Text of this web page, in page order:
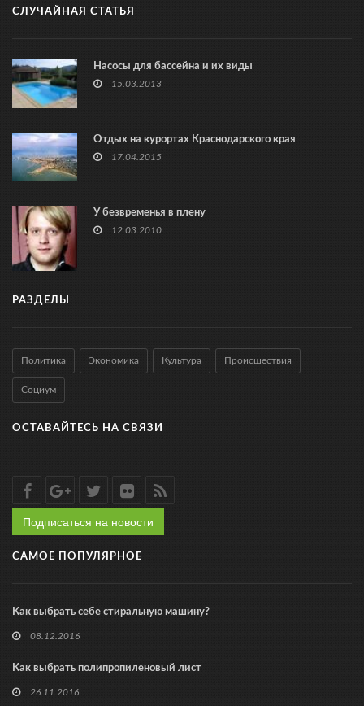
СЛУЧАЙНАЯ СТАТЬЯ
Насосы для бассейна и их виды
15.03.2013
Отдых на курортах Краснодарского края
17.04.2015
У безвременья в плену
12.03.2010
РАЗДЕЛЫ
Политика Экономика Культура Происшествия
Социум
ОСТАВАЙТЕСЬ НА СВЯЗИ
Подписаться на новости
САМОЕ ПОПУЛЯРНОЕ
Как выбрать себе стиральную машину?
08.12.2016
Как выбрать полипропиленовый лист
26.11.2016